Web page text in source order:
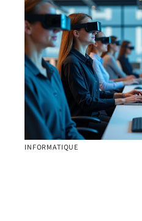
INFORMATIQUE